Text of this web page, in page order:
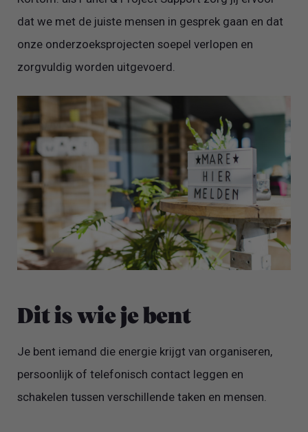
dat we met de juiste mensen in gesprek gaan en dat
onze onderzoeksprojecten soepel verlopen en
zorgvuldig worden uitgevoerd.
Dit is wie je bent
Je bent iemand die energie krijgt van organiseren,
persoonlijk of telefonisch contact leggen en
schakelen tussen verschillende taken en mensen.